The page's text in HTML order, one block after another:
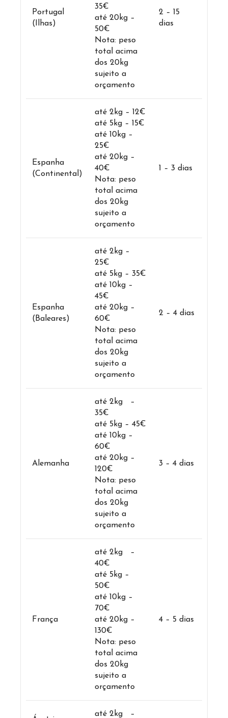
Portugal
(Ilhas)
35€
até 20kg –
50€
Nota: peso
total acima
dos 20kg
sujeito a
orçamento
2 – 15
dias
Espanha
(Continental)
até 2kg – 12€
até 5kg – 15€
até 10kg –
25€
até 20kg –
40€
Nota: peso
total acima
dos 20kg
sujeito a
orçamento
1 – 3 dias
Espanha
(Baleares)
até 2kg –
25€
até 5kg – 35€
até 10kg –
45€
até 20kg –
60€
Nota: peso
total acima
dos 20kg
sujeito a
orçamento
2 – 4 dias
Alemanha
até 2kg –
35€
até 5kg – 45€
até 10kg –
60€
até 20kg –
120€
Nota: peso
total acima
dos 20kg
sujeito a
orçamento
3 – 4 dias
França
até 2kg –
40€
até 5kg –
50€
até 10kg –
70€
até 20kg –
130€
Nota: peso
total acima
dos 20kg
sujeito a
orçamento
4 – 5 dias
até 2kg –